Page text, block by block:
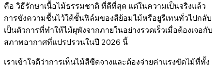
คือ วิธีรักษาเนื้อไม้ธรรมชาติ ที่ดีที่สุด แต่ในความเป็นจริงแล้ว
การขังความชื้นไว้ใต้ชั้นฟิล์มของสีย้อมไม้หรือยูรีเทนทั่วไปกลับ
เป็นตัวการที่ทำให้ไม้ผุพังจากภายในอย่างรวดเร็วเมื่อต้องเจอกับ
สภาพอากาศที่แปรปรวนในปี 2026 นี้
เราเข้าใจดีว่าการเห็นไม้สีซีดจางและต้องจ่ายค่าแรงขัดไม้ที่ทั้ง